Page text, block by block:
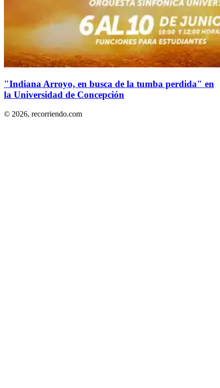
"Indiana Arroyo, en busca de la tumba perdida" en
la Universidad de Concepción
© 2026, recorriendo.com